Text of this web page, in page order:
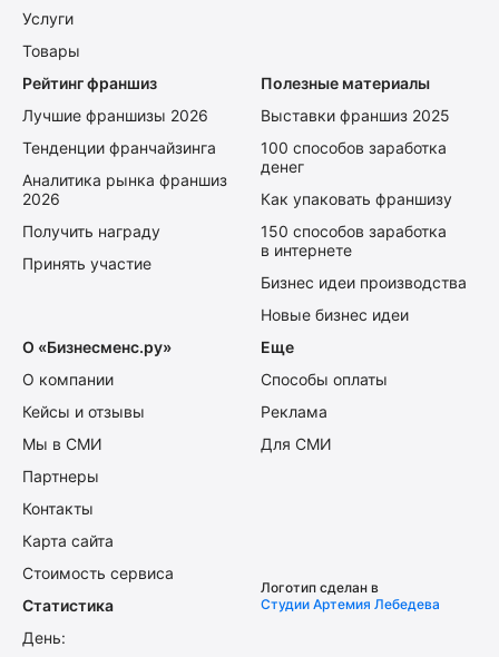
Услуги
Товары
Рейтинг франшиз
Лучшие франшизы 2026
Тенденции франчайзинга
Аналитика рынка франшиз
2026
Получить награду
Принять участие
Полезные материалы
Выставки франшиз 2025
100 способов заработка
денег
Как упаковать франшизу
150 способов заработка
в интернете
Бизнес идеи производства
Новые бизнес идеи
О «Бизнесменс.ру»
О компании
Кейсы и отзывы
Мы в СМИ
Партнеры
Контакты
Карта сайта
Стоимость сервиса
Еще
Способы оплаты
Реклама
Для СМИ
Статистика
День:
Логотип сделан в
Студии Артемия Лебедева